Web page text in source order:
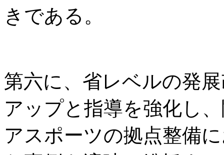
きである。
第六に、省レベルの発
アップと指導を強化し
アスポーツの拠点整備